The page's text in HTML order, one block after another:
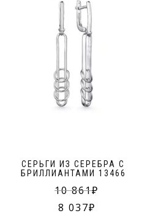
СЕРЬГИ ИЗ СЕРЕБРА С
БРИЛЛИАНТАМИ 13466
10 861
8 037